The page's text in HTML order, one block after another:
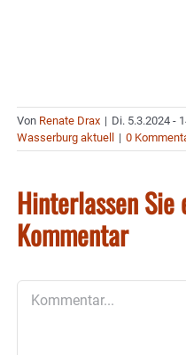
Von Renate Drax | Di. 5.3.2024 -
Wasserburg aktuell | 0
Hinterlassen Sie
Kommentar